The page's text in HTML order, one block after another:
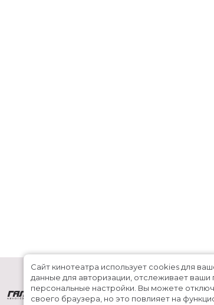
Сайт кинотеатра использует cookies для
данные для авторизации, отслеживает ваши
персональные настройки. Вы можете
своего браузера, но это повлияет на